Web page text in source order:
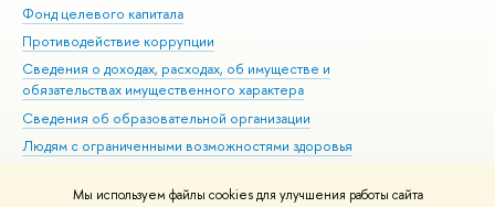
Мы используем файлы cookies для улучшения работы сайта
Фонд целевого капитала
Противодействие коррупции
Сведения о доходах, расходах, об имуществе и
обязательствах имущественного характера
Сведения об образовательной организации
Людям с ограниченными возможностями здоровья
Работа в Вышке